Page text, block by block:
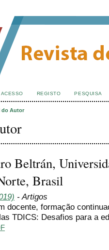
ACESSO REGISTO PESQUISA
do Autor
Beltrán,
Brasil
- Artigos
docente, formação
TDICS: Desafios para a